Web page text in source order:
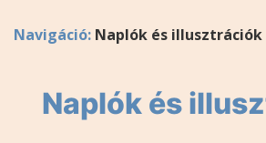
Navigáció: Naplók és illusztrációk
Naplók és